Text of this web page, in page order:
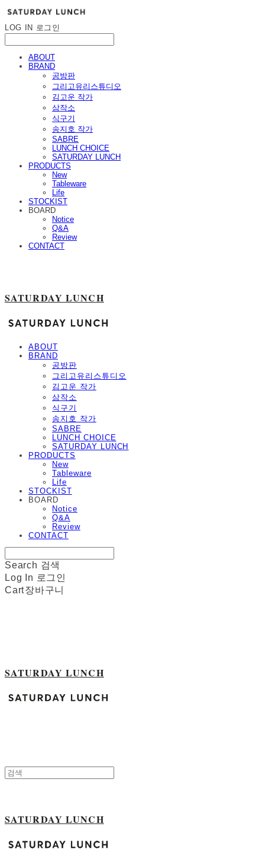
LOG IN 로그인
ABOUT
BRAND
공방판
그리고유리스튜디오
김고운 작가
삼작소
식구기
송지호 작가
SABRE
LUNCH CHOICE
SATURDAY LUNCH
PRODUCTS
New
Tableware
Life
STOCKIST
BOARD
Notice
Q&A
Review
CONTACT
SATURDAY LUNCH
ABOUT
BRAND
공방판
그리고유리스튜디오
김고운 작가
삼작소
식구기
송지호 작가
SABRE
LUNCH CHOICE
SATURDAY LUNCH
PRODUCTS
New
Tableware
Life
STOCKIST
BOARD
Notice
Q&A
Review
CONTACT
Search 검색
Log In 로그인
Cart장바구니
SATURDAY LUNCH
SATURDAY LUNCH